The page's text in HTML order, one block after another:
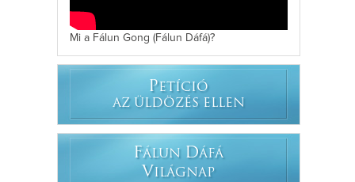
Mi a Fálun Gong (Fálun Dáfá)?
PETÍCIÓ
AZ ÜLDÖZÉS ELLEN
FÁLUN DÁFÁ
VILÁGNAP